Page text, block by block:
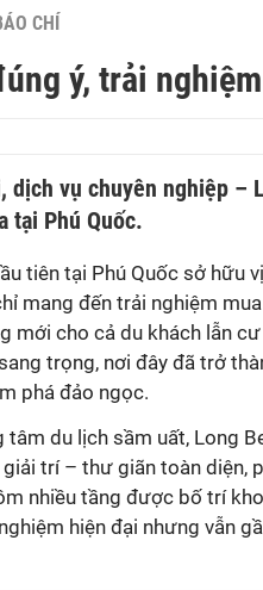
CHÍ
ý, trải
dịch vụ chuyên nghiệp –
tại Phú Quốc.
tiên tại Phú Quốc sở hữu
mang đến trải nghiệm
mới cho cả du khách lẫn
trọng, nơi đây đã trở
phá đảo ngọc.
du lịch sầm uất, Long
trí – thư giãn toàn diện,
nhiều tầng được bố trí
hiện đại nhưng vẫn